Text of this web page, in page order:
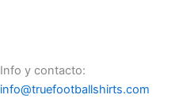
Info y contacto:
info@truefootballshirts.com